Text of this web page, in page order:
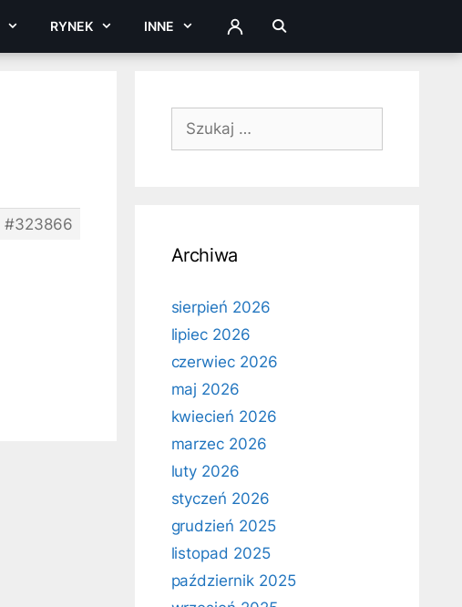
RYNEK INNE ZALOGUJ
#323866
Szukaj:
Archiwa
sierpień 2026
lipiec 2026
czerwiec 2026
maj 2026
kwiecień 2026
marzec 2026
luty 2026
styczeń 2026
grudzień 2025
listopad 2025
październik 2025